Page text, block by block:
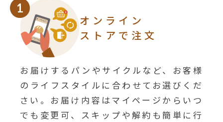
1
オンライン
ストアで注文
お届けするパンやサイクルなど、お客様
のライフスタイルに合わせてお選びくだ
さい。お届け内容はマイページからいつ
でも変更可、スキップや解約も簡単に行